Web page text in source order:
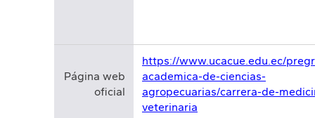
Página web
oficial
https://www.ucacue.edu.ec/
academica-de-ciencias-
agropecuarias/carrera-de-
veterinaria